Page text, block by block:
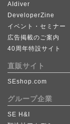
AIdiver
DeveloperZine
イベント・セミナー
広告掲載のご案内
40周年特設サイト
直販サイト
SEshop.com
グループ企業
SE H&I